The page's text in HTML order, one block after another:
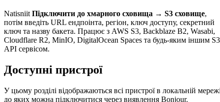
Natisniit Підключити до хмарного сховища → S3 сховище,
потім введіть URL ендпоінта, регіон, ключ доступу, секретний
ключ та назву бакета. Працює з AWS S3, Backblaze B2, Wasabi,
Cloudflare R2, MinIO, DigitalOcean Spaces та будь-яким іншим
API сервісом.
Доступні пристрої
У цьому розділі відображаються всі пристрої в локальній
до яких можна підключитися через виявлення Bonjour.